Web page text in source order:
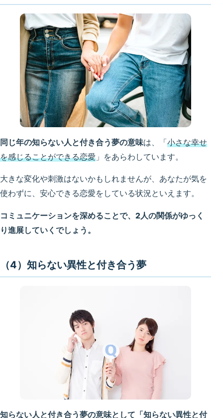
同じ年の知らない人と付き合う夢の意味は、「小さな幸せ
を感じることができる恋愛 」をあらわしています。
大きな変化や刺激はないかもしれませんが、あなたが気を
使わずに、安心できる恋愛をしている状況といえます。
コミュニケーションを深めることで、2人の関係がゆっく
り進展していくでしょう。
（4）知らない異性と付き合う夢
知らない人と付き合う夢の意味として「知らない異性と付